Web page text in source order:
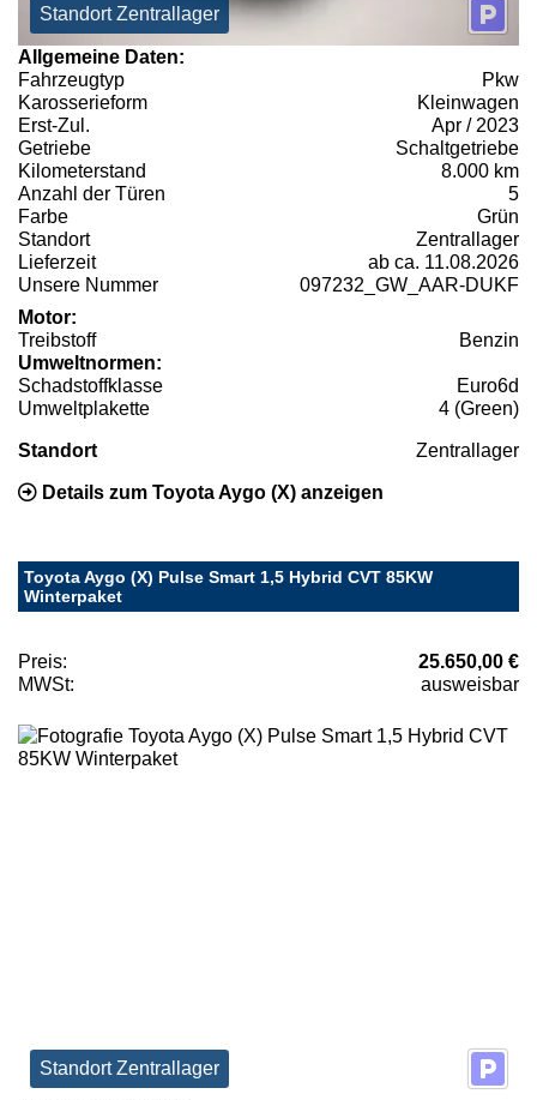
Standort Zentrallager
Allgemeine Daten:
Fahrzeugtyp
Pkw
Karosserieform
Kleinwagen
Erst-Zul.
Apr / 2023
Getriebe
Schaltgetriebe
Kilometerstand
8.000 km
Anzahl der Türen
5
Farbe
Grün
Standort
Zentrallager
Lieferzeit
ab ca. 11.08.2026
Unsere Nummer
097232_GW_AAR-DUKF
Motor:
Treibstoff
Benzin
Umweltnormen:
Schadstoffklasse
Euro6d
Umweltplakette
4 (Green)
Standort Zentrallager
Details zum Toyota Aygo (X) anzeigen
Toyota Aygo (X) Pulse Smart 1,5 Hybrid CVT 85KW
Winterpaket
Preis:
25.650,00 €
MWSt:
ausweisbar
Standort Zentrallager